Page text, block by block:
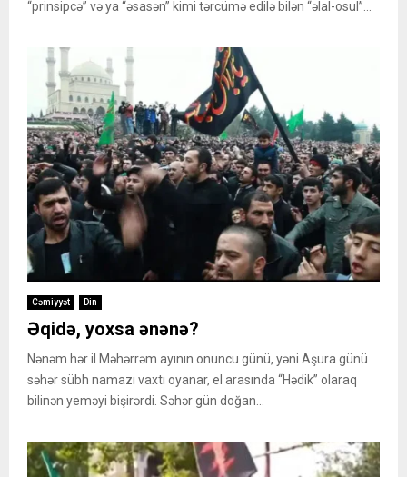
“prinsipcə” və ya “əsasən” kimi tərcümə edilə bilən “əlal-osul”...
Cəmiyyət Din
Əqidə, yoxsa ənənə?
Nənəm hər il Məhərrəm ayının onuncu günü, yəni Aşura günü
səhər sübh namazı vaxtı oyanar, el arasında “Hədik” olaraq
bilinən yeməyi bişirərdi. Səhər gün doğan...